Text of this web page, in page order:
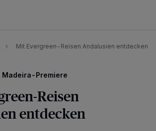
Mit Evergreen-Reisen Andalusien entdecken
Premiere
Reisen
entdecken